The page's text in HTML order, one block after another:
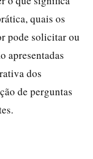
quais os
pode solicitar ou
apresentadas
dos
de perguntas